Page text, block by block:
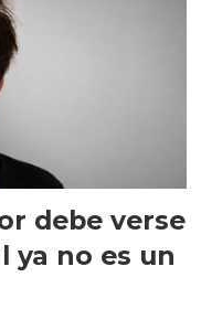
debe verse
ya no es un